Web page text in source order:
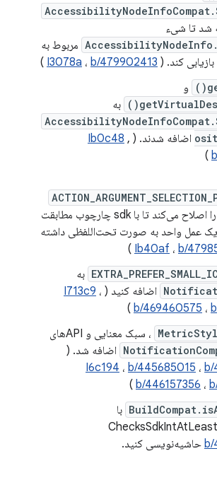
تا شیء
مربوط به
کند. (
I3078a،b/479902413
)
و
به
اضافه شدند. ( Ib0c48 ,
در AndroidX را اصلاح می‌کند تا با sdk چارچوب مطابقت
عمل واحد به صورت تحت‌اللفظی داشته
Ib40af،b/
)
به
اضافه کنید ( I713c9 ،
b/469460575
)
، سبک معنایی و APIهای
اضافه شد. (
I6c194،b/445685015،
b/446157356
)
با